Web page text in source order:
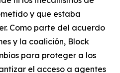
y que estaba
Como parte del acuerdo
y la coalición, Block
para proteger a los
el acceso a agentes